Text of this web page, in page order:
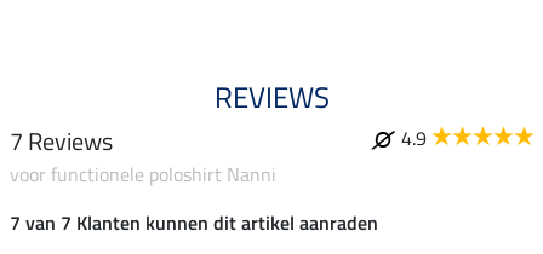
REVIEWS
7 Reviews
4.9
voor functionele poloshirt Nanni
7 van 7 Klanten kunnen dit artikel aanraden